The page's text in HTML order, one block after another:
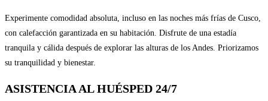
Experimente comodidad absoluta, incluso en las noches más frías de Cusco,
con calefacción garantizada en su habitación. Disfrute de una estadía
tranquila y cálida después de explorar las alturas de los Andes. Priorizamos
su tranquilidad y bienestar.
ASISTENCIA AL HUÉSPED 24/7